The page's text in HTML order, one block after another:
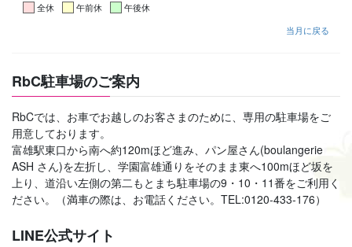
全休 午前休
午後休
当月に戻る
RbC駐車場のご案内
RbCでは、お車でお越しのお客さまのために、専用の駐車場をご
用意しております。
富雄駅東口から南へ約120mほど進み、パン屋さん(boulangerie
ASH さん)を左折し、学園富雄通りをそのまま東へ100mほど坂を
上り、道沿い左側の第二もとまち駐車場の9・10・11番をご利用く
ださい。（満車の際は、お電話ください。TEL:0120-433-176）
LINE公式サイト